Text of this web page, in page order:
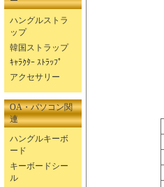
ハングルストラ
ップ
韓国ストラップ
ｷｬﾗｸﾀｰ ｽﾄﾗｯﾌﾟ
アクセサリー
OA・パソコン関
連
ハングルキーボ
ード
キーボードシー
ル